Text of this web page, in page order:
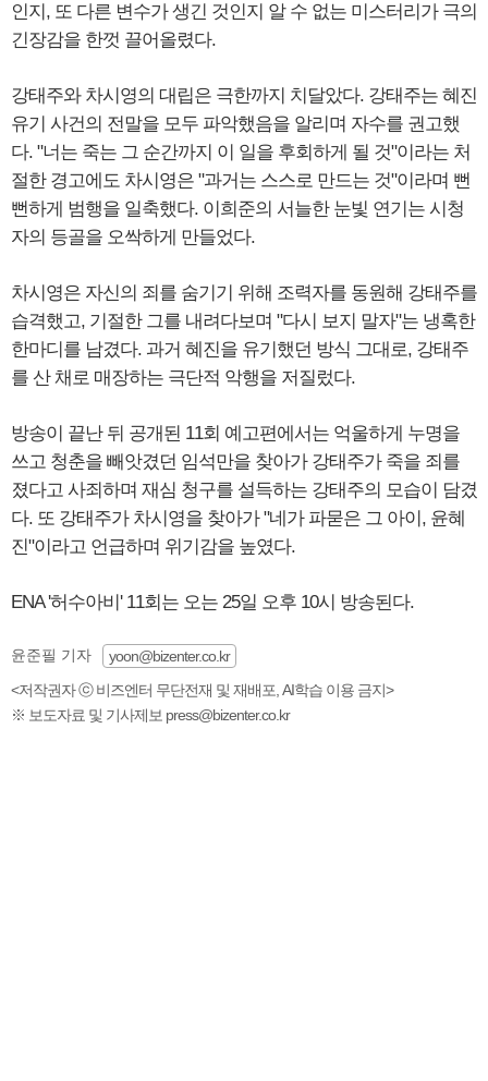
인지, 또 다른 변수가 생긴 것인지 알 수 없는 미스터리가 극의
긴장감을 한껏 끌어올렸다.
강태주와 차시영의 대립은 극한까지 치달았다. 강태주는 혜진
유기 사건의 전말을 모두 파악했음을 알리며 자수를 권고했
다. "너는 죽는 그 순간까지 이 일을 후회하게 될 것"이라는 처
절한 경고에도 차시영은 "과거는 스스로 만드는 것"이라며 뻔
뻔하게 범행을 일축했다. 이희준의 서늘한 눈빛 연기는 시청
자의 등골을 오싹하게 만들었다.
차시영은 자신의 죄를 숨기기 위해 조력자를 동원해 강태주를
습격했고, 기절한 그를 내려다보며 "다시 보지 말자"는 냉혹한
한마디를 남겼다. 과거 혜진을 유기했던 방식 그대로, 강태주
를 산 채로 매장하는 극단적 악행을 저질렀다.
방송이 끝난 뒤 공개된 11회 예고편에서는 억울하게 누명을
쓰고 청춘을 빼앗겼던 임석만을 찾아가 강태주가 죽을 죄를
졌다고 사죄하며 재심 청구를 설득하는 강태주의 모습이 담겼
다. 또 강태주가 차시영을 찾아가 "네가 파묻은 그 아이, 윤혜
진"이라고 언급하며 위기감을 높였다.
ENA '허수아비' 11회는 오는 25일 오후 10시 방송된다.
윤준필 기자
yoon@bizenter.co.kr
<저작권자 ⓒ 비즈엔터 무단전재 및 재배포, AI학습 이용 금지>
※ 보도자료 및 기사제보 press@bizenter.co.kr